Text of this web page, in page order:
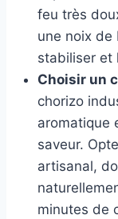
feu très
une noix de
stabiliser et
Choisir un
chorizo
aromatique
saveur.
artisanal,
minutes de